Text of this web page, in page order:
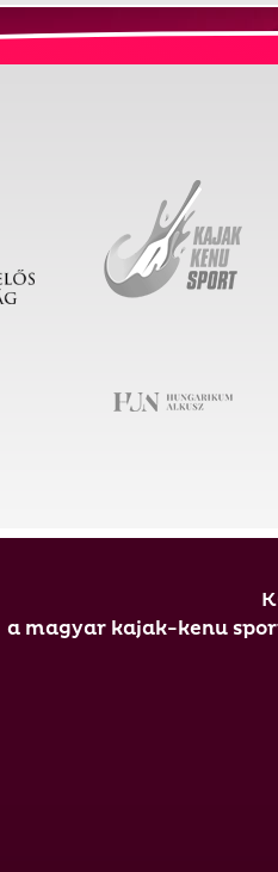
a magyar kajak-kenu